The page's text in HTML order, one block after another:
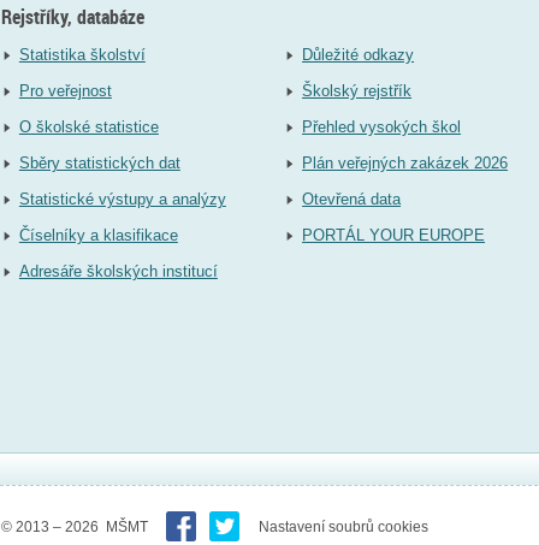
Rejstříky, databáze
Statistika školství
Pro veřejnost
O školské statistice
Sběry statistických dat
Statistické výstupy a analýzy
Číselníky a klasifikace
Adresáře školských institucí
Důležité odkazy
Školský rejstřík
Přehled vysokých škol
Plán veřejných zakázek 2026
Otevřená data
PORTÁL YOUR EUROPE
© 2013 – 2026 MŠMT Nastavení soubrů cookies